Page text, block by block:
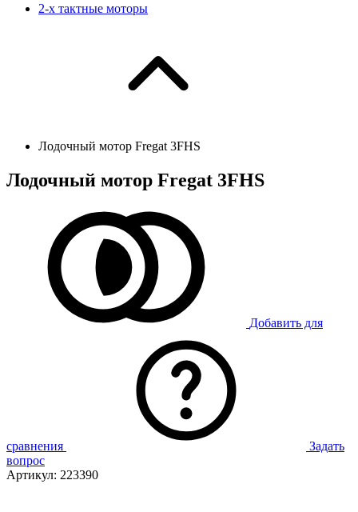
2-х тактные моторы
Лодочный мотор Fregat 3FHS
Лодочный мотор Fregat 3FHS
Добавить для
сравнения
Задать
вопрос
Артикул: 223390